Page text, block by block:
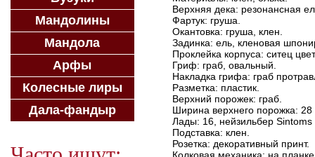
Верхняя дека: резонансная
Фартук: груша.
Окантовка: груша, клен.
Задинка: ель, кленовая
Проклейка корпуса: ситец
Гриф: граб, овальный.
Накладка грифа: граб
Разметка: пластик.
Верхний порожек: граб.
Ширина верхнего порожка:
Лады: 16, нейзильбер
Подставка: клен.
Розетка: декоративный принт.
Мандолины
Мандола
Арфы
Колесные лиры
Дала-фандыр